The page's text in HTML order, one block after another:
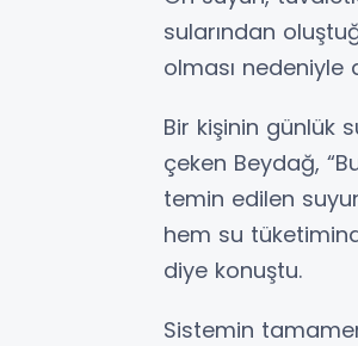
sularından
olması nedeniyle
Bir kişinin günlük
çeken Beydağ,
temin edilen
hem su
diye konuştu.
Sistemin